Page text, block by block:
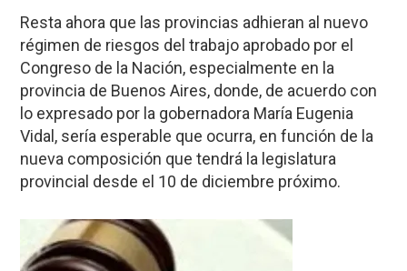
Resta ahora que las provincias adhieran al nuevo
régimen de riesgos del trabajo aprobado por el
Congreso de la Nación, especialmente en la
provincia de Buenos Aires, donde, de acuerdo con
lo expresado por la gobernadora María Eugenia
Vidal, sería esperable que ocurra, en función de la
nueva composición que tendrá la legislatura
provincial desde el 10 de diciembre próximo.